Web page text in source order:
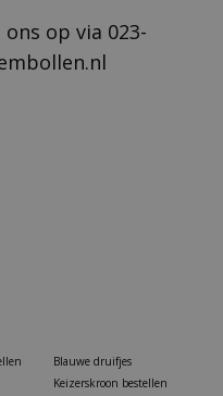
op via 023-
Blauwe druifjes
Keizerskroon bestellen